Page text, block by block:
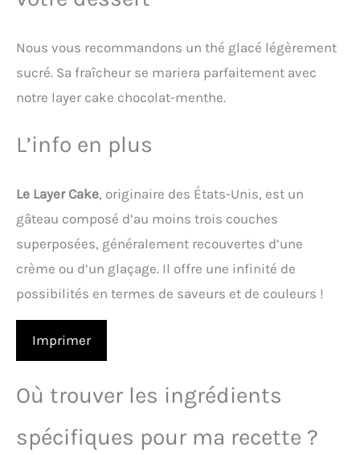
Nous vous recommandons un thé glacé légèrement
sucré. Sa fraîcheur se mariera parfaitement avec
notre layer cake chocolat-menthe.
L’info en plus
Le Layer Cake, originaire des États-Unis, est un
gâteau composé d’au moins trois couches
superposées, généralement recouvertes d’une
crème ou d’un glaçage. Il offre une infinité de
possibilités en termes de saveurs et de couleurs !
Imprimer
Où trouver les ingrédients
spécifiques pour ma recette ?